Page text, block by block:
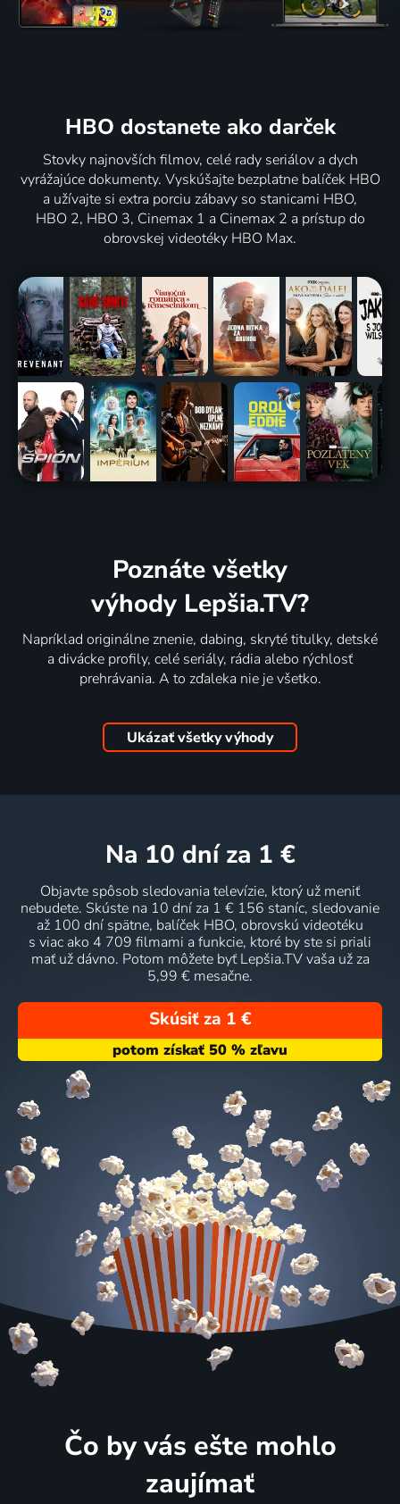
HBO dostanete ako darček
Stovky najnovších filmov, celé rady seriálov a dych
vyrážajúce dokumenty. Vyskúšajte bezplatne balíček HBO
a užívajte si extra porciu zábavy so stanicami HBO,
HBO 2, HBO 3, Cinemax 1 a Cinemax 2 a prístup do
obrovskej videotéky HBO Max.
Poznáte všetky
výhody Lepšia.TV?
Napríklad originálne znenie, dabing, skryté titulky, detské
a divácke profily, celé seriály, rádia alebo rýchlosť
prehrávania. A to zďaleka nie je všetko.
Ukázať všetky výhody
na 10 dní za 1 €
Objavte spôsob sledovania televízie, ktorý už meniť
nebudete. Skúste na 10 dní za 1 € 156 staníc, sledovanie
až 100 dní spätne, balíček HBO, obrovskú videotéku
s viac ako 4 709 filmami a funkcie, ktoré by ste si priali
mať už dávno. Potom môžete byť Lepšia.TV vaša už za
5,99 € mesačne.
Skúsiť za 1 €
Čo by vás ešte mohlo
zaujímať